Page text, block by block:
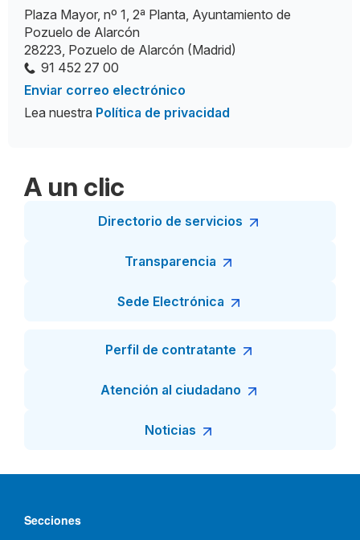
Plaza Mayor, nº 1, 2ª Planta, Ayuntamiento de
Pozuelo de Alarcón
28223, Pozuelo de Alarcón (Madrid)
91 452 27 00
Enviar correo electrónico
Lea nuestra Política de privacidad
A un clic
Directorio de servicios
Transparencia
Sede Electrónica
Perfil de contratante
Atención al ciudadano
Noticias
Secciones